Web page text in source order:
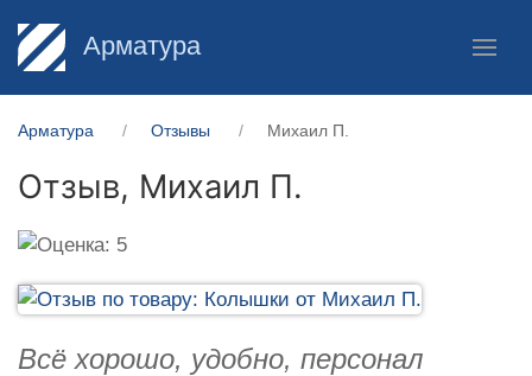
Арматура
Арматура Отзывы Михаил П.
Отзыв, Михаил П.
Всё хорошо, удобно, персонал